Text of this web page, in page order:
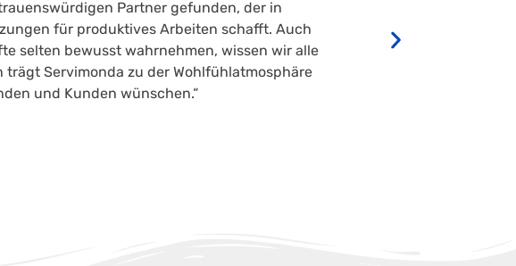
Partner gefunden, der in
für produktives Arbeiten schafft. Auch
selten bewusst wahrnehmen, wissen wir alle
Servimonda zu der Wohlfühlatmosphäre
und Kunden wünschen.“